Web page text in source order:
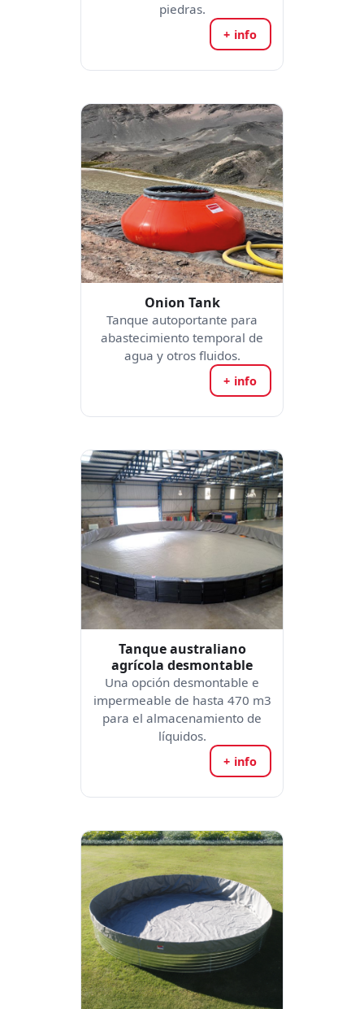
piedras.
+ info
Onion Tank
Tanque autoportante para
abastecimiento temporal de
agua y otros fluidos.
+ info
Tanque australiano
agrícola desmontable
Una opción desmontable e
impermeable de hasta 470 m3
para el almacenamiento de
líquidos.
+ info